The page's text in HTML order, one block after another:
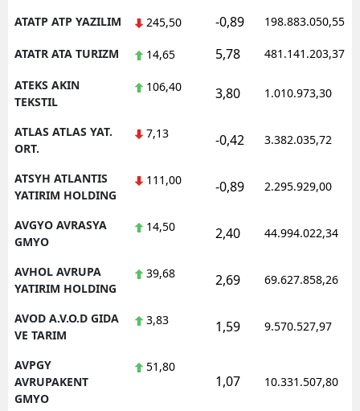
ATATP ATP YAZILIM 245,50 -0,89 198.883.050,55
ATATR ATA TURIZM 14,65 5,78 481.141.203,37
ATEKS AKIN
TEKSTIL
106,40 3,80 1.010.973,30
ATLAS ATLAS YAT.
ORT.
7,13 -0,42 3.382.035,72
ATSYH ATLANTIS
YATIRIM HOLDING
111,00 -0,89 2.295.929,00
AVGYO AVRASYA
GMYO
14,50 2,40 44.994.022,34
AVHOL AVRUPA
YATIRIM HOLDING
39,68 2,69 69.627.858,26
AVOD A.V.O.D GIDA
VE TARIM
3,83 1,59 9.570.527,97
AVPGY
AVRUPAKENT
GMYO
51,80
1,07 10.331.507,80